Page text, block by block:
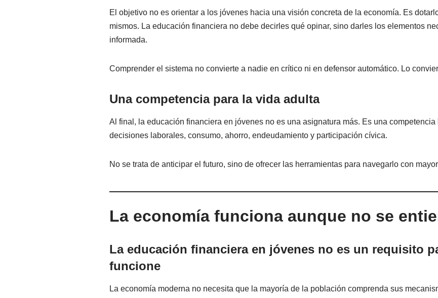
El objetivo no es orientar a los jóvenes hacia una visión concreta de la economía. Es
mismos. La educación financiera no debe decirles qué opinar, sino darles los elementos
informada.
Comprender el sistema no convierte a nadie en crítico ni en defensor automático. Lo
Una competencia para la vida adulta
Al final, la educación financiera en jóvenes no es una asignatura más. Es una
decisiones laborales, consumo, ahorro, endeudamiento y participación cívica.
No se trata de anticipar el futuro, sino de ofrecer las herramientas para navegarlo con
La economía funciona aunque no se
La educación financiera en jóvenes no es un requisito
funcione
La economía moderna no necesita que la mayoría de la población comprenda sus